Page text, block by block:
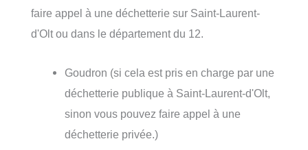
faire appel à une déchetterie sur Saint-Laurent-
d'Olt ou dans le département du 12.
Goudron (si cela est pris en charge par une
déchetterie publique à Saint-Laurent-d'Olt,
sinon vous pouvez faire appel à une
déchetterie privée.)